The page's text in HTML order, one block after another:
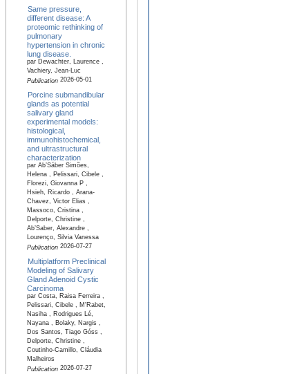
Same pressure,
different disease: A
proteomic rethinking of
pulmonary
hypertension in chronic
lung disease.
par Dewachter, Laurence ,
Vachiery, Jean-Luc
Publication2026-05-01
Porcine submandibular
glands as potential
salivary gland
experimental models:
histological,
immunohistochemical,
and ultrastructural
characterization
par Ab’Sáber Simões,
Helena , Pelissari, Cibele ,
Florezi, Giovanna P ,
Hsieh, Ricardo , Arana-
Chavez, Victor Elias ,
Massoco, Cristina ,
Delporte, Christine ,
Ab’Saber, Alexandre ,
Lourenço, Silvia Vanessa
Publication2026-07-27
Multiplatform Preclinical
Modeling of Salivary
Gland Adenoid Cystic
Carcinoma
par Costa, Raisa Ferreira ,
Pelissari, Cibele , M'Rabet,
Nasiha , Rodrigues Lé,
Nayana , Bolaky, Nargis ,
Dos Santos, Tiago Góss ,
Delporte, Christine ,
Coutinho-Camillo, Cláudia
Malheiros
Publication2026-07-27